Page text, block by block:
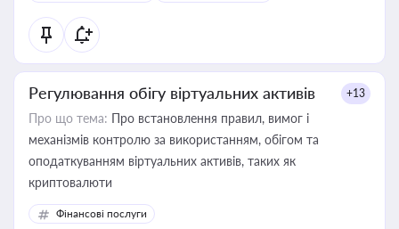
Регулювання обігу віртуальних активів +13
Про що тема: Про встановлення правил, вимог і
механізмів контролю за використанням, обігом та
оподаткуванням віртуальних активів, таких як
криптовалюти
Фінансові послуги